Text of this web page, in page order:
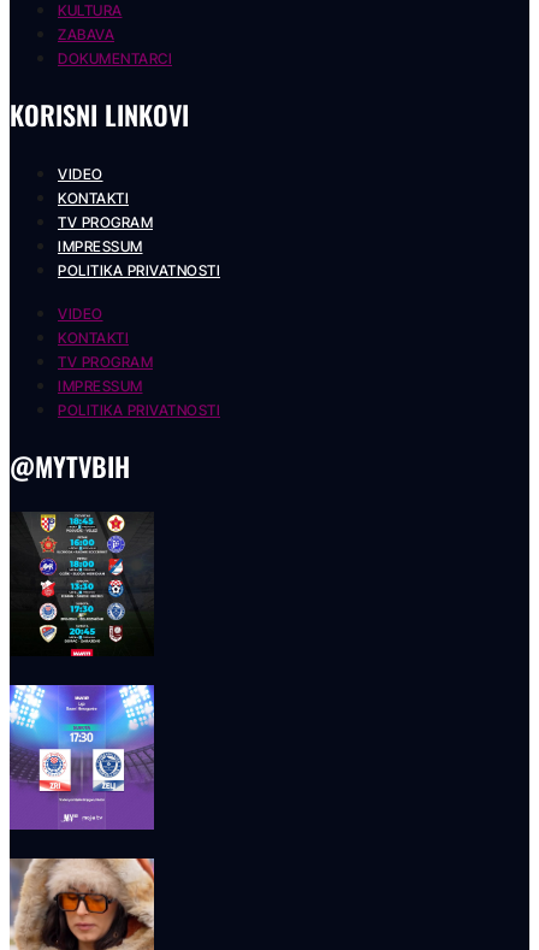
KULTURA
ZABAVA
DOKUMENTARCI
KORISNI LINKOVI
VIDEO
KONTAKTI
TV PROGRAM
IMPRESSUM
POLITIKA PRIVATNOSTI
VIDEO
KONTAKTI
TV PROGRAM
IMPRESSUM
POLITIKA PRIVATNOSTI
@MYTVBIH